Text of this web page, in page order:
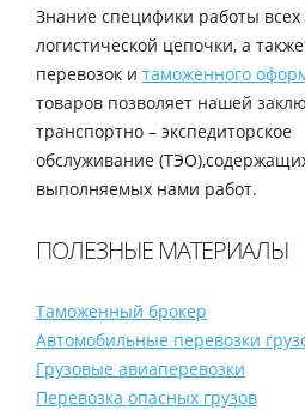
Знание специфики работы всех
логистической цепочки, а
перевозок и таможенного
товаров позволяет нашей
транспортно – экспедиторское
обслуживание
выполняемых нами работ.
ПОЛЕЗНЫЕ МАТЕРИАЛЫ
Таможенный брокер
Автомобильные перевозки
Грузовые авиаперевозки
Перевозка опасных грузов